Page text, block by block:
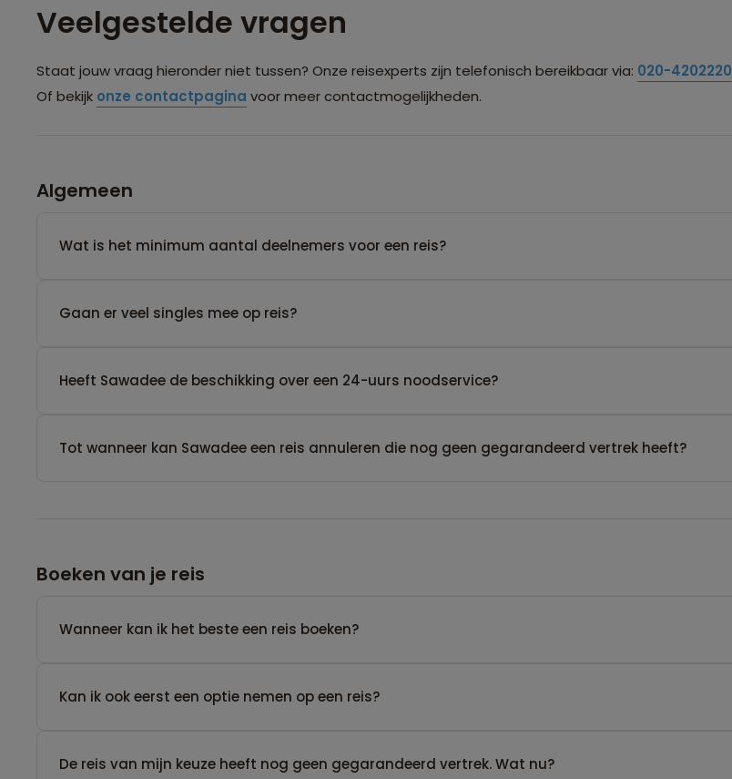
Veelgestelde vragen
Staat jouw vraag hieronder niet tussen? Onze reisexperts zijn telefonisch bereikbaar via: 020-4202220
Of bekijk onze contactpagina voor meer contactmogelijkheden.
Algemeen
Wat is het minimum aantal deelnemers voor een reis?
Gaan er veel singles mee op reis?
Heeft Sawadee de beschikking over een 24-uurs noodservice?
Tot wanneer kan Sawadee een reis annuleren die nog geen gegarandeerd vertrek heeft?
Boeken van je reis
Wanneer kan ik het beste een reis boeken?
Kan ik ook eerst een optie nemen op een reis?
De reis van mijn keuze heeft nog geen gegarandeerd vertrek. Wat nu?